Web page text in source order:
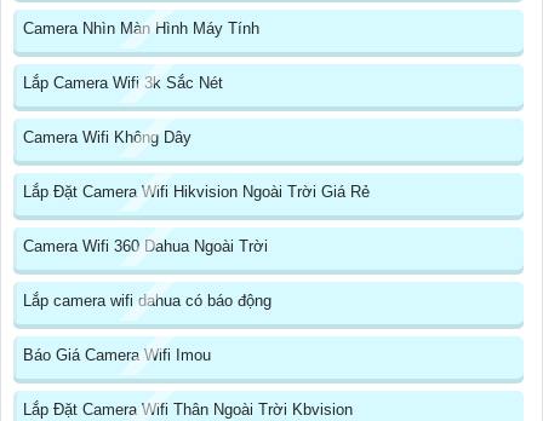
Camera Nhìn Màn Hình Máy Tính
Lắp Camera Wifi 3k Sắc Nét
Camera Wifi Không Dây
Lắp Đặt Camera Wifi Hikvision Ngoài Trời Giá Rẻ
Camera Wifi 360 Dahua Ngoài Trời
Lắp camera wifi dahua có báo động
Báo Giá Camera Wifi Imou
Lắp Đặt Camera Wifi Thân Ngoài Trời Kbvision